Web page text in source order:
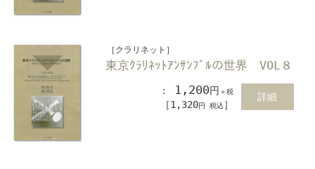
［クラリネット］
東京ｸﾗﾘﾈｯﾄｱﾝｻﾝﾌﾞﾙの世界 VOL８
： 1,200円 ＋税
［1,320円 税込 ］
詳細